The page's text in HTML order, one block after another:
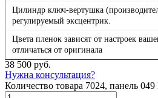
Цилиндр ключ-вертушка
регулируемый эксцентрик.
Цвета пленок зависят от настроек
отличаться от оригинала
38 500 руб.
Нужна консультация?
Количество товара 7024, панель